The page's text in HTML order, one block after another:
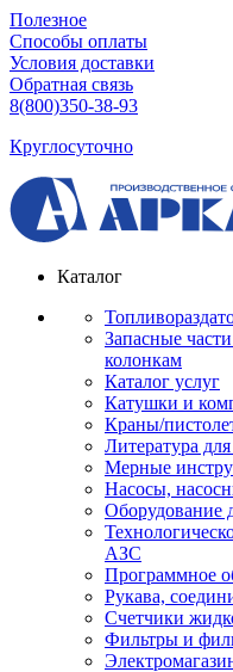
Полезное
Способы оплаты
Условия доставки
Обратная связь
8(800)350-38-93
Круглосуточно
Каталог
Запасные
колонкам
Каталог услуг
Катушки и
Краны/
Литература
Мерные
Насосы,
Оборудование
АЗС
Программное
Рукава,
Счетчики
Фильтры и